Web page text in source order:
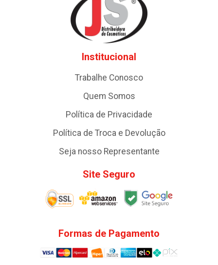
Institucional
Trabalhe Conosco
Quem Somos
Política de Privacidade
Política de Troca e Devolução
Seja nosso Representante
Site Seguro
Formas de Pagamento